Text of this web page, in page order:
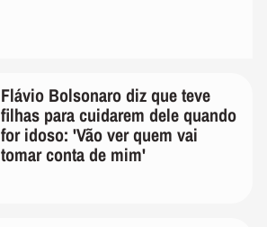
Flávio Bolsonaro diz que teve
filhas para cuidarem dele quando
for idoso: 'Vão ver quem vai
tomar conta de mim'